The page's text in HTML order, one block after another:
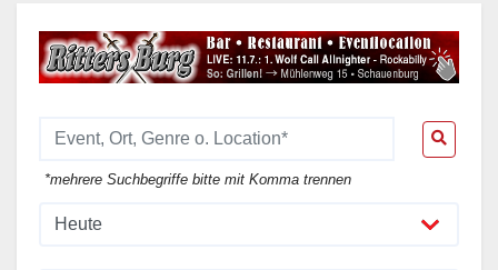
*mehrere Suchbegriffe bitte mit Komma trennen